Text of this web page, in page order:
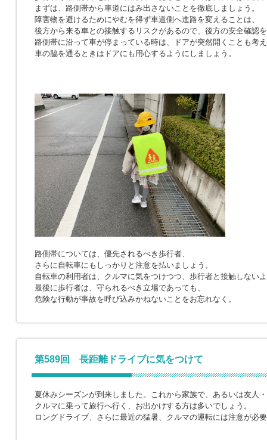
まずは、路側帯から車道にはみ出さないことを徹底しましょう。
障害物を避けるためにやむを得ず車道側へ進路を変えることは、
後方から来る車との接触するリスクがあるので、後方の安全確認
路側帯に沿って車が停まっている時は、ドアが突然開くことも考
車の脇を通るときはドアにも用心するようにしましょう。
路側帯については、優先されるべき歩行者、
さらに自転車にもしっかりと注意を払いましょう。
自転車の利用者は、クルマに気をつけつつ、歩行者と接触しない
最後に歩行者は、守られるべき立場であっても、
危険な行動が事故を呼び込みかねないことをお忘れなく。
第589回 長距離ドライブに気をつけて
夏休みシーズンが到来しました。これから家族で、あるいは友人
クルマに乗って旅行へ行く、お出かけする方は多いでしょう。
ロングドライブ、さらに最近の猛暑、クルマの運転には注意が必